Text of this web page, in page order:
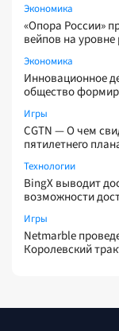
Экономика
«Опора России»
вейпов на уровне
Экономика
Инновационное
общество
Игры
CGTN — О чем
пятилетнего
Технологии
BingX выводит
возможности
Игры
Netmarble
Королевский